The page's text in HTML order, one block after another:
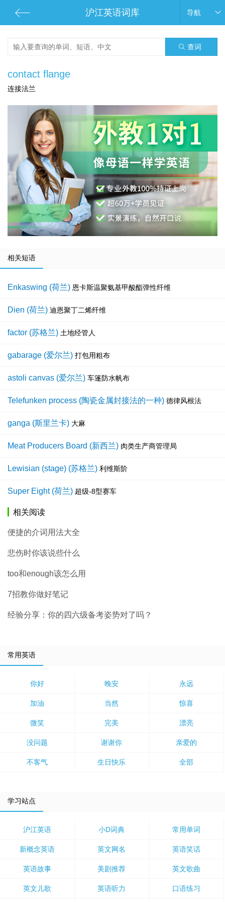
沪江英语词库 导航
查词
contact flange
连接法兰
相关短语
Enkaswing (荷兰) 恩卡斯温聚氨基甲酸酯弹性纤维
Dien (荷兰) 迪恩聚丁二烯纤维
factor (苏格兰) 土地经管人
gabarage (爱尔兰) 打包用粗布
astoli canvas (爱尔兰) 车篷防水帆布
Telefunken process (陶瓷金属封接法的一种) 德律风根法
ganga (斯里兰卡) 大麻
Meat Producers Board (新西兰) 肉类生产商管理局
Lewisian (stage) (苏格兰) 利维斯阶
Super Eight (荷兰) 超级-8型赛车
相关阅读
便捷的介词用法大全
悲伤时你该说些什么
too和enough该怎么用
7招教你做好笔记
经验分享：你的四六级备考姿势对了吗？
常用英语
你好 晚安 永远
加油 当然 惊喜
微笑 完美 漂亮
没问题 谢谢你 亲爱的
不客气 生日快乐 全部
学习站点
沪江英语 小D词典 常用单词
新概念英语 英文网名 英语笑话
英语故事 美剧推荐 英文歌曲
英文儿歌 英语听力 口语练习